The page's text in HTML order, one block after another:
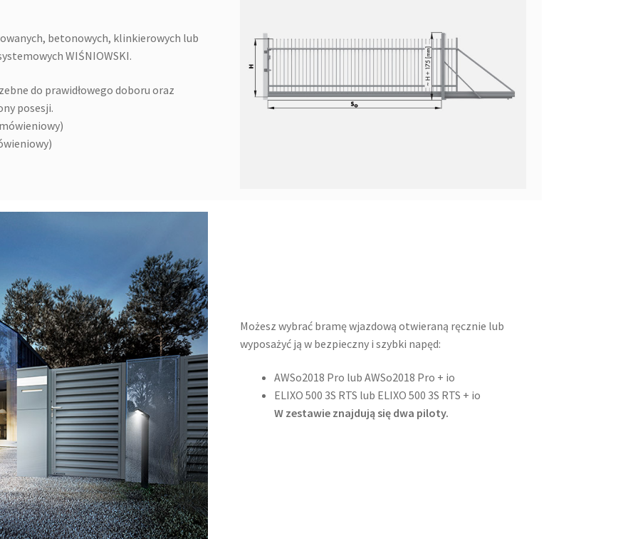
betonowych, klinkierowych lub
WIŚNIOWSKI.
do prawidłowego doboru oraz
posesji.
Możesz wybrać bramę wjazdową otwieraną ręcznie lub
wyposażyć ją w bezpieczny i szybki napęd:
AWSo2018 Pro lub AWSo2018 Pro + io
ELIXO 500 3S RTS lub ELIXO 500 3S RTS + io
W zestawie znajdują się dwa piloty.